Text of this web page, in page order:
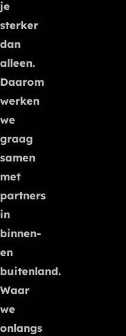
je
sterker
dan
alleen.
Daarom
werken
we
graag
samen
met
partners
in
binnen-
en
buitenland.
Waar
we
onlangs